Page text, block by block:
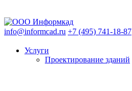
info@informcad.ru +7 (495) 741-18-87
Услуги
Проектирование зданий